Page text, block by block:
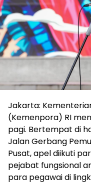
Jakarta:
(Kemenpora) RI
pagi. Bertempat di
Jalan Gerbang
Pusat, apel diikuti
pejabat fungsional
para pegawai di